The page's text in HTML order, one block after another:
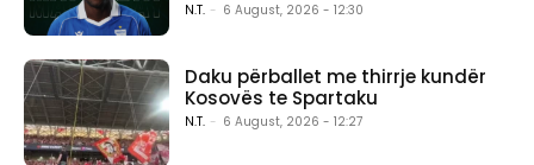
N.T. - 6 August, 2026 - 12:30
Daku përballet me thirrje kundër
Kosovës te Spartaku
N.T. - 6 August, 2026 - 12:27